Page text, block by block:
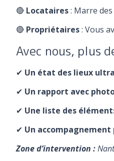
🔴 Locataires: Marre des
🔴 Propriétaires: Vous
Avec nous, plus
✔ Un état des lieux
✔ Un rapport avec
✔ Une liste des
✔ Un accompagnement
Zone d’intervention :